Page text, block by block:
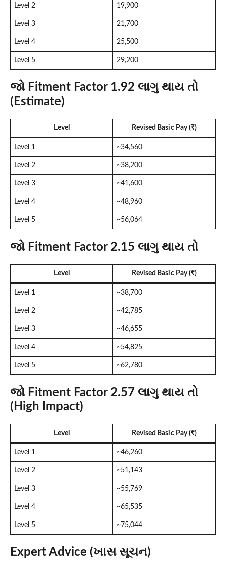
Level 2 19,900
Level 3 21,700
Level 4 25,500
Level 5 29,200
જો Fitment Factor 1.92 લાગુ થાય તો
(Estimate)
Level Revised Basic Pay (₹)
Level 1 ~34,560
Level 2 ~38,200
Level 3 ~41,600
Level 4 ~48,960
Level 5 ~56,064
જો Fitment Factor 2.15 લાગુ થાય તો
Level Revised Basic Pay (₹)
Level 1 ~38,700
Level 2 ~42,785
Level 3 ~46,655
Level 4 ~54,825
Level 5 ~62,780
જો Fitment Factor 2.57 લાગુ થાય તો
(High Impact)
Level Revised Basic Pay (₹)
Level 1 ~46,260
Level 2 ~51,143
Level 3 ~55,769
Level 4 ~65,535
Level 5 ~75,044
Expert Advice (ખાસ સૂચન)